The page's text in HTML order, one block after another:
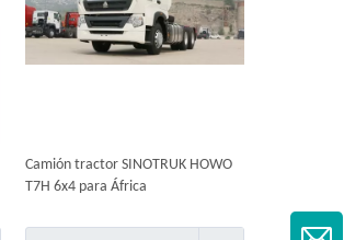
Camión tractor SINOTRUK HOWO
T7H 6x4 para África